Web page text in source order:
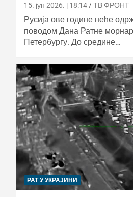
15. јун 2026. | 18:14 ТВ ФРОНТ
Русија ове године неће
поводом Дана Ратне
Петербургу. До средине…
РАТ У УКРАЈИНИ